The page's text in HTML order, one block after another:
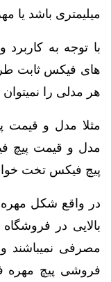
میلیمتری باشد یا
با توجه به
های فیکس ثابت
هر مدلی را نمیتوان
مدل و قیمت پیچ
پیچ فیکس تخت
در واقع شکل
بالایی در
مصرفی نمیباشند
فروشی پیچ مهره